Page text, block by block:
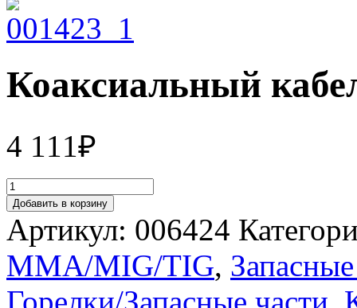
Коаксиальный
4 111₽
Добавить в корзину
Артикул: 006424
MMA/MIG/TIG,
Горелки/Запасные части,